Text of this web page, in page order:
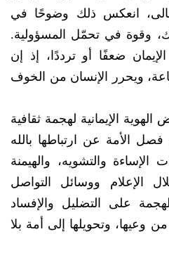
انعكس ذلك وضوحًا في
وقوة في تحمّل المسؤولية.
ضعفًا أو ترددًا، إذ إن
ويحرر الإنسان من الخوف
الإيمانية لهجمة ثقافية
الأمة عن ارتباطها بالله
الإساءة والتشويه، والهيمنة
الإعلام ووسائل التواصل
على التضليل والإفساد
وعيها، وتحويلها إلى أمة بلا